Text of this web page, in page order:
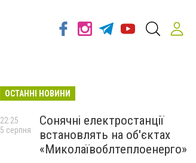
ОСТАННІ НОВИНИ
Сонячні електростанції
встановлять на об'єктах
«Миколаївоблтеплоенерго»
22:25
5 серпня